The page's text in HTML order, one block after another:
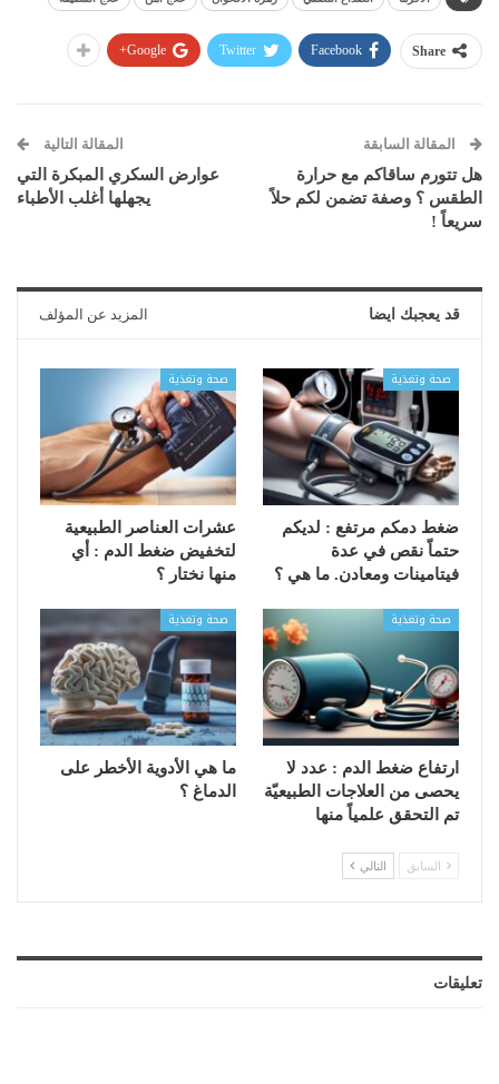
Share
Facebook
Twitter
Google+
المقالة السابقة
هل تتورم ساقاكم مع حرارة
الطقس ؟ وصفة تضمن لكم حلاً
سريعاً !
المقالة التالية
عوارض السكري المبكرة التي
يجهلها أغلب الأطباء
قد يعجبك ايضا المزيد عن المؤلف
صحة وتغذية
ضغط دمكم مرتفع : لديكم
حتماّ نقص في عدة
فيتامينات ومعادن. ما هي ؟
صحة وتغذية
عشرات العناصر الطبيعية
لتخفيض ضغط الدم : أي
منها نختار ؟
صحة وتغذية
ارتفاع ضغط الدم : عدد لا
يحصى من العلاجات الطبيعيّة
تم التحقق علمياً منها
صحة وتغذية
ما هي الأدوية الأخطر على
الدماغ ؟
السابق التالي
تعليقات